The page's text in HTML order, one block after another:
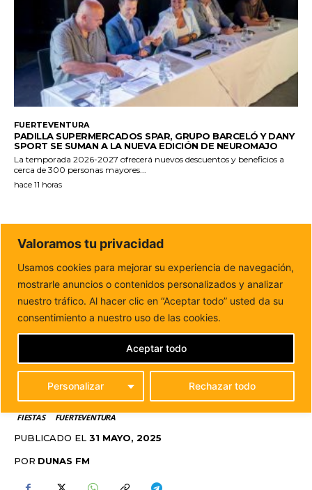
FUERTEVENTURA
PADILLA SUPERMERCADOS SPAR, GRUPO BARCELÓ Y DANY
SPORT SE SUMAN A LA NUEVA EDICIÓN DE NEUROMAJO
La temporada 2026-2027 ofrecerá nuevos descuentos y beneficios a
cerca de 300 personas mayores...
hace 11 horas